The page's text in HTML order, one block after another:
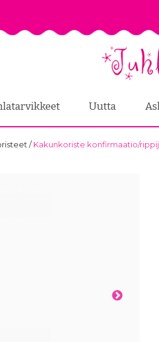
Uutta
/Kakunkoriste konfirmaatio/